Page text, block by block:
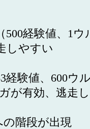
500経験値、1ウ
しやすい
経験値、600ウ
が有効、逃走
階段が出現